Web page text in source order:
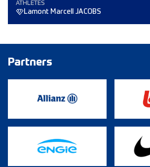
ATHLETES
Lamont Marcell JACOBS
Partners